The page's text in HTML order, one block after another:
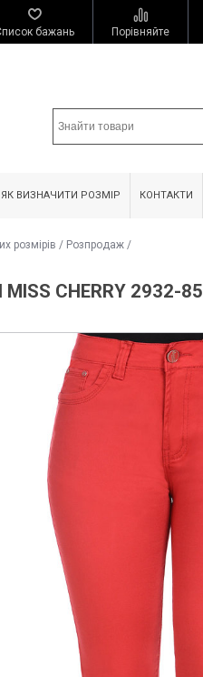
бажань Порівняйте
ЯК ВИЗНАЧИТИ РОЗМІР КОНТАКТИ
розмірів / Розпродаж /
CHERRY 2932-85